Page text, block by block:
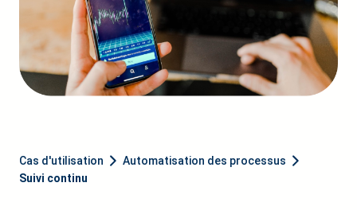
Cas d'utilisation
Automatisation des processus
Suivi continu